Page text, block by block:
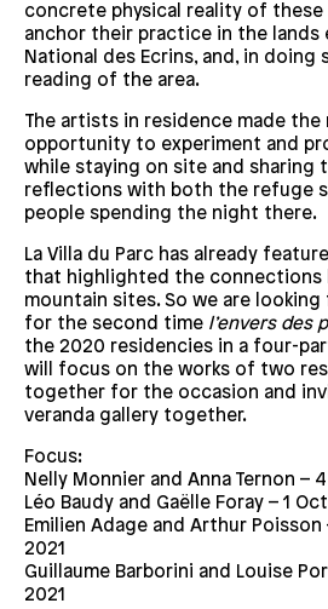
concrete physical reality of
anchor their practice in the lands
National des Ecrins, and, in doing
reading of the area.
The artists in residence made
opportunity to experiment and
while staying on site and sharing
reflections with both the refuge
people spending the night there.
La Villa du Parc has already
that highlighted the connections
mountain sites. So we are
for the second time l’envers des
the 2020 residencies in a four-
will focus on the works of two
together for the occasion and
veranda gallery together.
Focus:
Nelly Monnier and Anna Ternon –
Léo Baudy and Gaëlle Foray – 1
Emilien Adage and Arthur Poisson
2021
Guillaume Barborini and Louise
2021